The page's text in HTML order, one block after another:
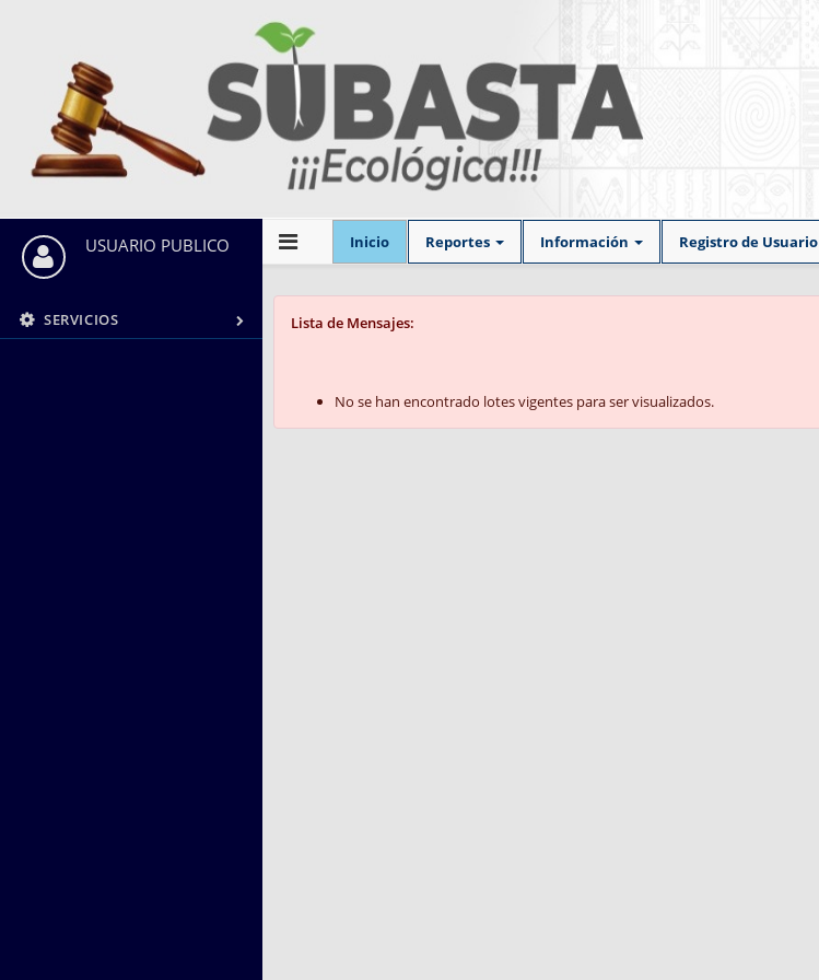
Inicio Reportes Información Registro de Usuario
USUARIO PUBLICO
SERVICIOS Lista de Mensajes:
No se han encontrado lotes vigentes para ser visualizados.